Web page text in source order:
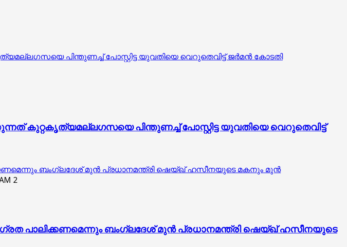
പിന്തുണച്ച് പോസ്റ്റിട്ട യുവതിയെ വെറുതെവിട്ട് ജര്‍മന്‍ കോടതി
കുറ്റകൃത്യമല്ലഗസയെ പിന്തുണച്ച് പോസ്റ്റിട്ട യുവതിയെ വെറുതെവിട്ട്
ബംഗ്ലദേശ് മുൻ പ്രധാനമന്ത്രി ഷെയ്ഖ് ഹസീനയുടെ മകനും മുൻ
2
പാലിക്കണമെന്നും ബംഗ്ലദേശ് മുൻ പ്രധാനമന്ത്രി ഷെയ്ഖ് ഹസീനയുടെ